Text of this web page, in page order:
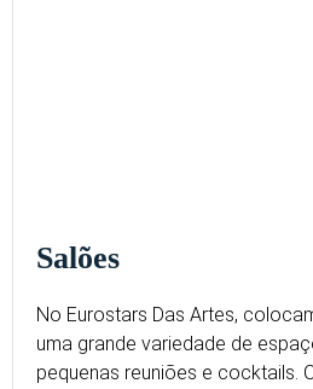
Salões
No Eurostars Das Artes,
uma grande variedade de
pequenas reuniões e cocktails.